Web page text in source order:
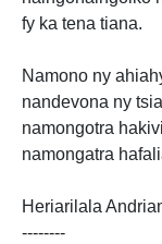
fy ka tena tiana.
Namono ny
nandevona ny
namongotra
namongatra
Heriarilala
--------